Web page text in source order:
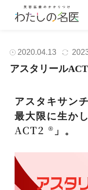
2020.04.13
アスタリール
アスタキサン
最大限に生か
ACT2 ®」。